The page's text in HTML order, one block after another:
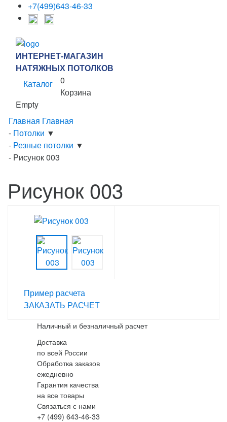
+7(499)643-46-33
ИНТЕРНЕТ-МАГАЗИН
НАТЯЖНЫХ ПОТОЛКОВ
Каталог
0
Корзина
Empty
Главная Главная
- Потолки ▼
- Резные потолки ▼
- Рисунок 003
Рисунок 003
Пример расчета
ЗАКАЗАТЬ РАСЧЕТ
Наличный и безналичный расчет
Доставка
по всей России
Обработка заказов
ежедневно
Гарантия качества
на все товары
Связаться с нами
+7 (499) 643-46-33